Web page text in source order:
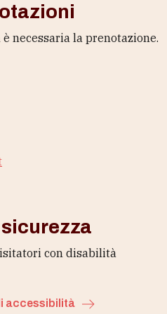
necessaria la prenotazione.
con disabilità
accessibilità